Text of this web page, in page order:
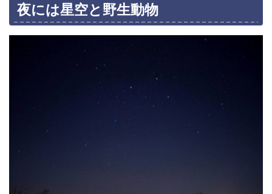
夜には星空と野生動物